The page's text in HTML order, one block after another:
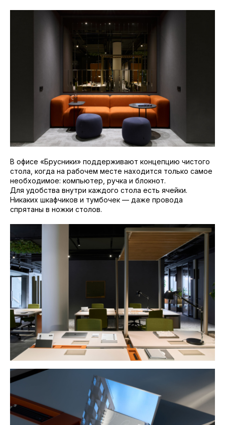
В офисе «Брусники» поддерживают концепцию чистого
стола, когда на рабочем месте находится только самое
необходимое: компьютер, ручка и блокнот.
Для удобства внутри каждого стола есть ячейки.
Никаких шкафчиков и тумбочек — даже провода
спрятаны в ножки столов.